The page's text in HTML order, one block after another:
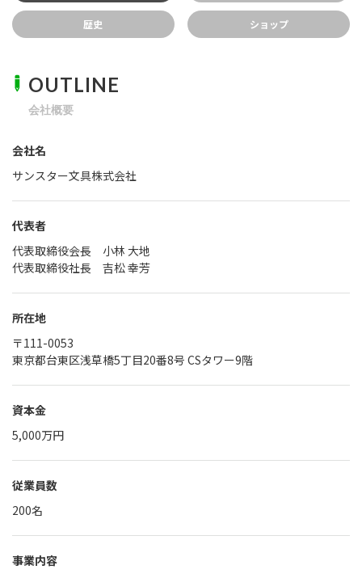
歴史 ショップ
OUTLINE
会社概要
会社名
サンスター文具株式会社
代表者
代表取締役会長 小林 大地
代表取締役社長 吉松 幸芳
所在地
〒111-0053
東京都台東区浅草橋5丁目20番8号 CSタワー9階
資本金
5,000万円
従業員数
200名
事業内容